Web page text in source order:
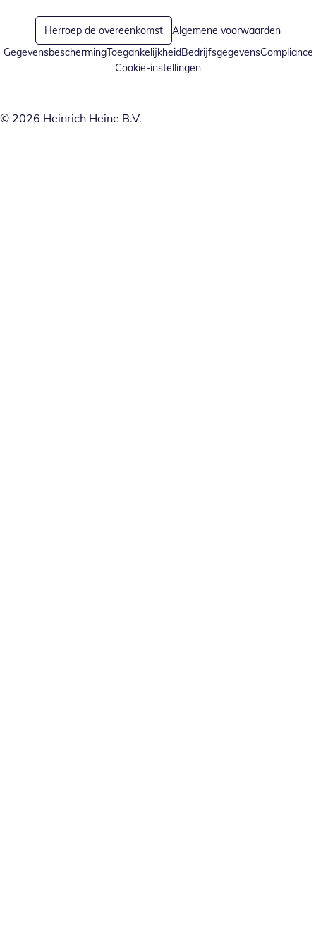
Herroep de overeenkomst
Algemene voorwaarden
GegevensbeschermingToegankelijkheidBedrijfsgegevensCompliance
Cookie-instellingen
© 2026 Heinrich Heine B.V.